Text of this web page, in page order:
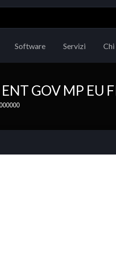
Software Servizi Chi
GOV MP EU